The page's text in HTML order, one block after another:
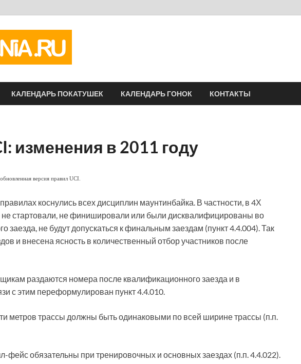
КАЛЕНДАРЬ ПОКАТУШЕК КАЛЕНДАРЬ ГОНОК КОНТАКТЫ
изменения в 2011 году
версия правил UCI.
коснулись всех дисциплин маунтинбайка. В частности, в 4Х
не стартовали, не финишировали или были дисквалифицированы во
заезда, не будут допускаться к финальным заездам (пункт 4.4.004). Так
и внесена ясность в количественный отбор участников после
раздаются номера после квалификационного заезда и в
с этим переформулирован пункт 4.4.010.
метров трассы должны быть одинаковыми по всей ширине трассы (п.п.
обязательны при тренировочных и основных заездах (п.п. 4.4.022).